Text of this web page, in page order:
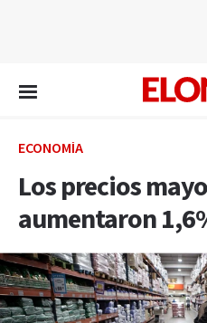
ECONOMÍA
Los precios
aumentaron